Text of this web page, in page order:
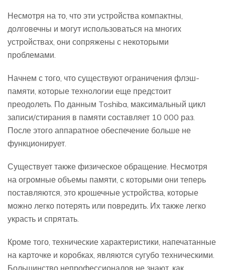
Несмотря на то, что эти устройства компактны,
долговечны и могут использоваться на многих
устройствах, они сопряжены с некоторыми
проблемами.
Начнем с того, что существуют ограничения флэш-
памяти, которые технологии еще предстоит
преодолеть. По данным Toshiba, максимальный цикл
записи/стирания в памяти составляет 10 000 раз.
После этого аппаратное обеспечение больше не
функционирует.
Существует также физическое обращение. Несмотря
на огромные объемы памяти, с которыми они теперь
поставляются, это крошечные устройства, которые
можно легко потерять или повредить. Их также легко
украсть и спрятать.
Кроме того, технические характеристики, напечатанные
на карточке и коробках, являются сугубо техническими.